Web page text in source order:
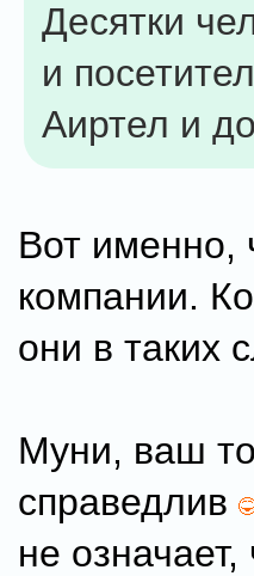
Десятки
и
Аиртел и
Вот именно,
компании.
они в таких
Муни, ваш
справедлив
не